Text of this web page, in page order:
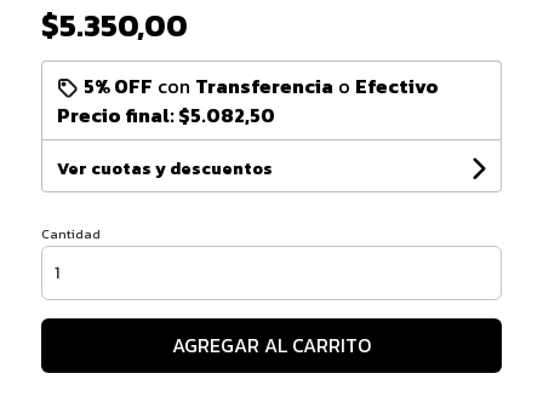
$5.350,00
5% OFF con Transferencia o Efectivo
Precio final:$5.082,50
Ver cuotas y descuentos
Cantidad
AGREGAR AL CARRITO